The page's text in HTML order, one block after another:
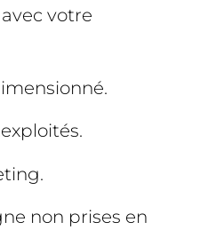
votre
non prises en